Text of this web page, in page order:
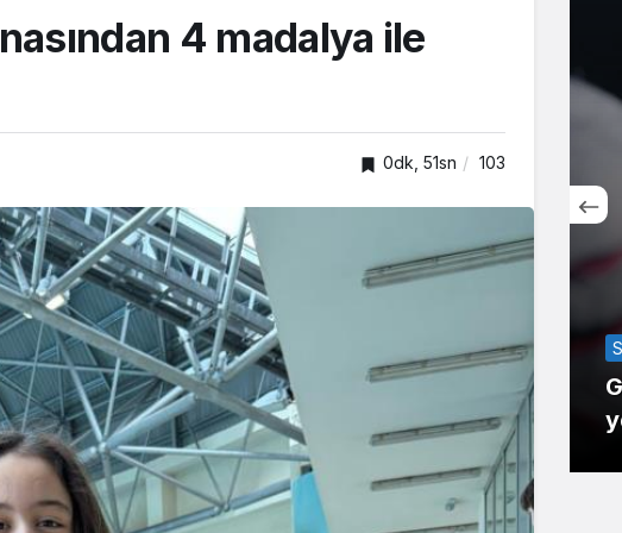
4 madalya ile
0dk, 51sn 103
Akış
Çalıların arasına sıkışan
balıkçıl kuşun imdadına
itfaiye yetişti